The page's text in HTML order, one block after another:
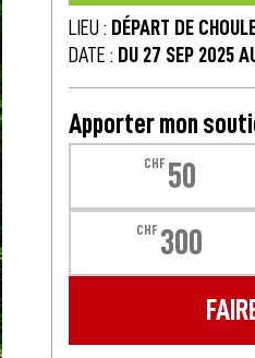
LIEU : DÉPART DE
DATE : DU 27 SEP 2025
Apporter mon
CHF 50
CHF 300